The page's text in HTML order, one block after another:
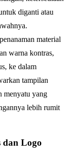
diganti atau
material
warna kontras,
ke dalam
tampilan
menyatu yang
lebih rumit
dan Logo